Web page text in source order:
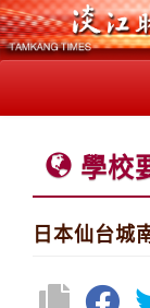
學校
日本仙台城